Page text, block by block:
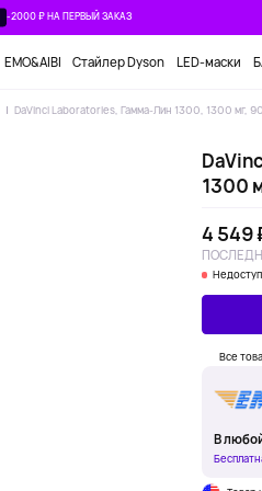
-2000 ₽ НА ПЕРВЫЙ ЗАКАЗ
EMO&AIBI Стайлер Dyson LED-маски
DaVinci Laboratories, Гамма-Лин 1300, 1300 мг,
1300
4 549
Все
В